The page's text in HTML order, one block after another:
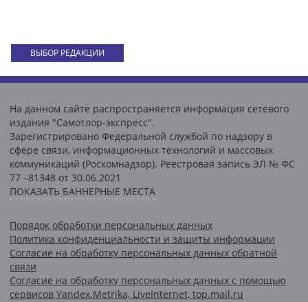
ВЫБОР РЕДАКЦИИ
На данном сайте распространяется информация сетевого
издания "Самотлор-экспресс".
Зарегистрировано Федеральной службой по надзору в
сфере связи, информационных технологий и массовых
коммуникаций (Роскомнадзор). Реестровая запись ЭЛ № ФС
77 –81348 от 30.06.2021
ПОКАЗАТЬ БАННЕРНЫЕ МЕСТА
Порядок обработки персональных данных
Политика конфиденциальности и защиты информации
Согласие на обработку персональных данных обратной
связи
Согласие на обработку персональных данных с помощью
сервисов Yandex.Metrika, LiveInternet, top.mail.ru